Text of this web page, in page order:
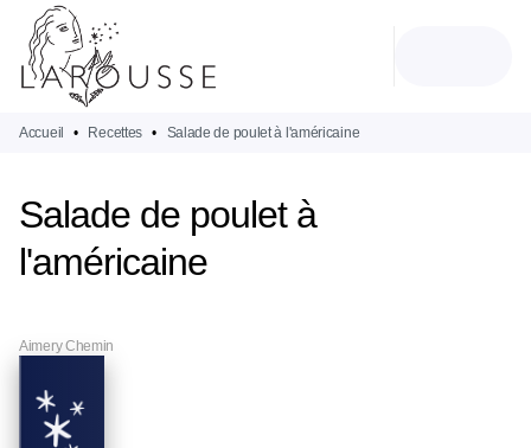
MENU
PIED DE PAGE
Accueil • Recettes • Salade de poulet à l'américaine
Salade de poulet à
l'américaine
Aimery Chemin